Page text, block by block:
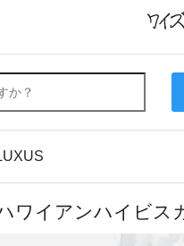
ワイアンハイビス